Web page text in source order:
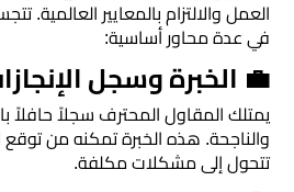
خشب
شيبورد
عوازل
اسطح
الرياض
العمل والالتزام بالمعايير العالمية.
في عدة محاور أساسية:
​💼 الخبرة وسجل
​يمتلك المقاول المحترف سجلاً حافلاً
والناجحة. هذه الخبرة تمكنه من
تتحول إلى مشكلات مكلفة.